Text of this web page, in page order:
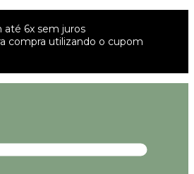
6x sem juros
compra utilizando o cupom